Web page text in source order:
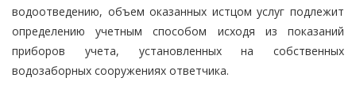
водоотведению, объем оказанных истцом услуг подлежит
определению учетным способом исходя из показаний
приборов учета, установленных на собственных
водозаборных сооружениях ответчика.